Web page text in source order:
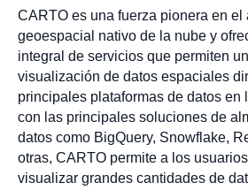
CARTO es una fuerza pionera en
geoespacial nativo de la nube y
integral de servicios que permiten
visualización de datos espaciales
principales plataformas de datos en
con las principales soluciones de
datos como BigQuery, Snowflake,
otras, CARTO permite a los
visualizar grandes cantidades de